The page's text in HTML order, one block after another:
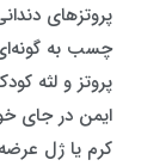
پروتزهای
چسب به
پروتز و لثه
ایمن در جای
کرم یا ژل